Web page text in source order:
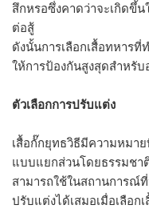
สึกหรอซึ่งคาดว่าจะเกิดขึ้น
ต่อสู้
ดังนั้นการเลือกเสื้อทหาร
ให้การป้องกันสูงสุดสำหรั
ตัวเลือกการปรับแต่ง
เสื้อกั๊กยุทธวิธีมีความหมา
แบบแยกส่วนโดยธรรมช
สามารถใช้ในสถานการณ์
ปรับแต่งได้เสมอเมื่อเลือก